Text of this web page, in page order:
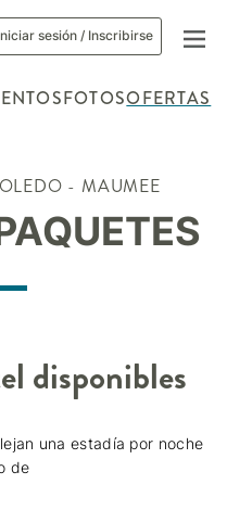
sesión / Inscribirse
FOTOSOFERTAS
- MAUMEE
disponibles
una estadía por noche
de